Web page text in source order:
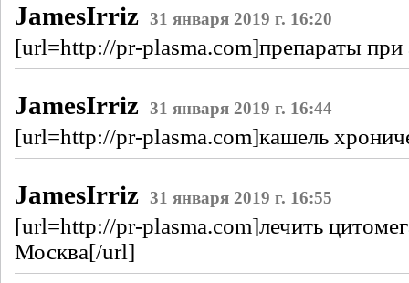
JamesIrriz 31 января 2019 г. 16:20
[url=http://pr-plasma.com]препараты при
JamesIrriz 31 января 2019 г. 16:44
[url=http://pr-plasma.com]кашель
JamesIrriz 31 января 2019 г. 16:55
[url=http://pr-plasma.com]лечить
Москва[/url]